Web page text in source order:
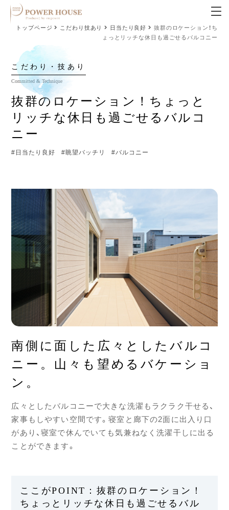
トップページ こだわり技あり 日当たり良好
抜群のロケーション！ち
ょっとリッチな休日も過ごせるバルコニー
こだわり・技あり
抜群のロケーション！ちょっと
リッチな休日も過ごせるバルコ
ニー
#日当たり良好 #眺望バッチリ #バルコニー
南側に面した広々としたバルコ
ニー。山々も望めるバケーショ
ン。
広々としたバルコニーで大きな洗濯もラクラク干せる、
家事もしやすい空間です。寝室と廊下の2面に出入り口
があり、寝室で休んでいても気兼ねなく洗濯干しに出る
ことができます。
ここがPOINT：抜群のロケーション！
ちょっとリッチな休日も過ごせるバル